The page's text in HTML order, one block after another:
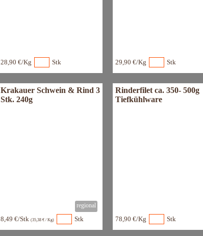
28,90 €/Kg Stk 29,90 €/Kg Stk
Krakauer Schwein & Rind 3
Stk. 240g
8,49 €/Stk (35,38 € / Kg) Stk
Rinderfilet ca. 350- 500g
Tiefkühlware
78,90 €/Kg Stk